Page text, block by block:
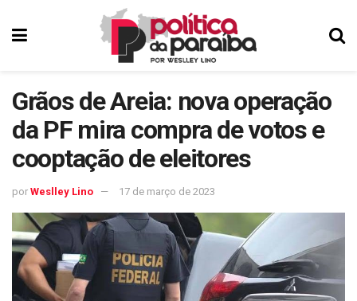
Grãos de Areia: nova operação
da PF mira compra de votos e
cooptação de eleitores
por Weslley Lino 17 de março de 2023